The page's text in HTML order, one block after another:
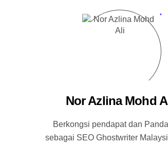
Nor Azlina Mohd
Berkongsi pendapat dan
sebagai SEO Ghostwriter